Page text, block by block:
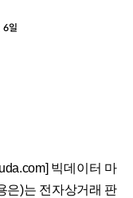
6일
빅데이터 마
은)는 전자상거래 판